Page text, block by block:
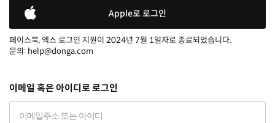
Apple로 로그인
페이스북, 엑스 로그인 지원이 2024년 7월 1일자로 종료되었습니다.
문의: help@donga.com
이메일 혹은 아이디로 로그인